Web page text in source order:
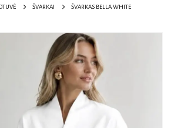
ŠVARKAI ŠVARKAS BELLA WHITE